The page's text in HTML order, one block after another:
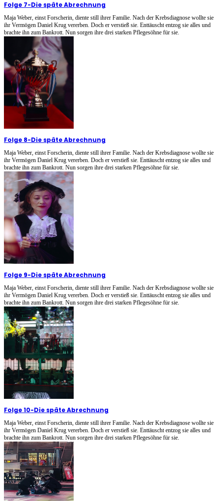
Folge 7-Die späte Abrechnung
Maja Weber, einst Forscherin, diente still ihrer Familie. Nach der Krebsdiagnose wollte sie
ihr Vermögen Daniel Krug vererben. Doch er verstieß sie. Enttäuscht entzog sie alles und
brachte ihn zum Bankrott. Nun sorgen ihre drei starken Pflegesöhne für sie.
Folge 8-Die späte Abrechnung
Maja Weber, einst Forscherin, diente still ihrer Familie. Nach der Krebsdiagnose wollte sie
ihr Vermögen Daniel Krug vererben. Doch er verstieß sie. Enttäuscht entzog sie alles und
brachte ihn zum Bankrott. Nun sorgen ihre drei starken Pflegesöhne für sie.
Folge 9-Die späte Abrechnung
Maja Weber, einst Forscherin, diente still ihrer Familie. Nach der Krebsdiagnose wollte sie
ihr Vermögen Daniel Krug vererben. Doch er verstieß sie. Enttäuscht entzog sie alles und
brachte ihn zum Bankrott. Nun sorgen ihre drei starken Pflegesöhne für sie.
Folge 10-Die späte Abrechnung
Maja Weber, einst Forscherin, diente still ihrer Familie. Nach der Krebsdiagnose wollte sie
ihr Vermögen Daniel Krug vererben. Doch er verstieß sie. Enttäuscht entzog sie alles und
brachte ihn zum Bankrott. Nun sorgen ihre drei starken Pflegesöhne für sie.